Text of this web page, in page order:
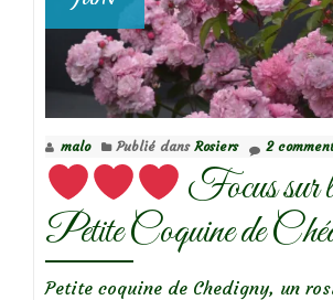
malo Publié dans Rosiers 2
Focus sur
Petite Coquine de
Petite coquine de Chedigny, un